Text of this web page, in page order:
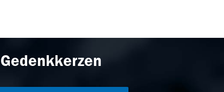
Gedenkkerzen